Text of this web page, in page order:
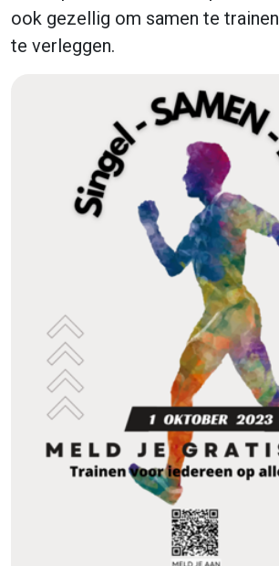
ook gezellig om samen te
te verleggen.